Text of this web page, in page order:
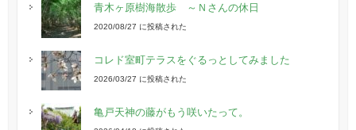
青木ヶ原樹海散歩 ～Ｎさんの休日
2020/08/27 に投稿された
コレド室町テラスをぐるっとしてみました
2026/03/27 に投稿された
亀戸天神の藤がもう咲いたって。